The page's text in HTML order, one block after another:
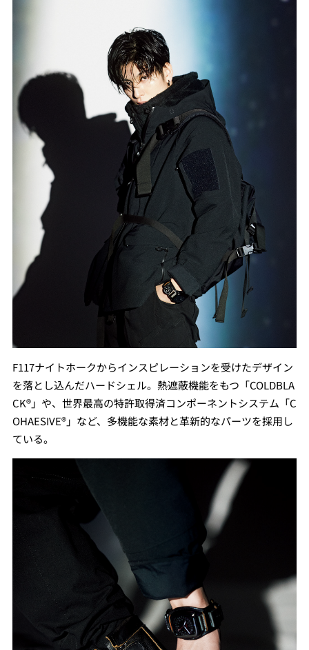
F117ナイトホークからインスピレーションを受けたデザイン
を落とし込んだハードシェル。熱遮蔽機能をもつ「COLDBLA
CK®」や、世界最高の特許取得済コンポーネントシステム「C
OHAESIVE®」など、多機能な素材と革新的なパーツを採用し
ている。